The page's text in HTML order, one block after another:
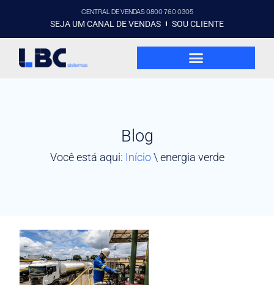
CENTRAL DE VENDAS 0800 760 0305
SEJA UM CANAL DE VENDAS SOU CLIENTE
Blog
Você está aqui: Início\ energia verde